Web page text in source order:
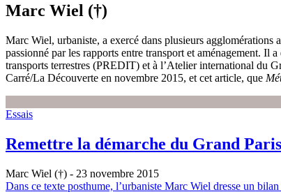
Marc Wiel (†)
Marc Wiel, urbaniste, a exercé dans plusieurs
passionné par les rapports entre transport et aménagement. Il
transports terrestres (PREDIT) et à l’Atelier international du
Carré/La Découverte en novembre 2015, et cet article, que
Essais
Remettre la démarche du Grand
Marc Wiel (†) - 23 novembre 2015
Dans ce texte posthume, l’urbaniste Marc Wiel dresse un